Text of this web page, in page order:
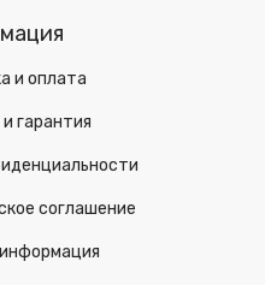
и оплата
гарантия
соглашение